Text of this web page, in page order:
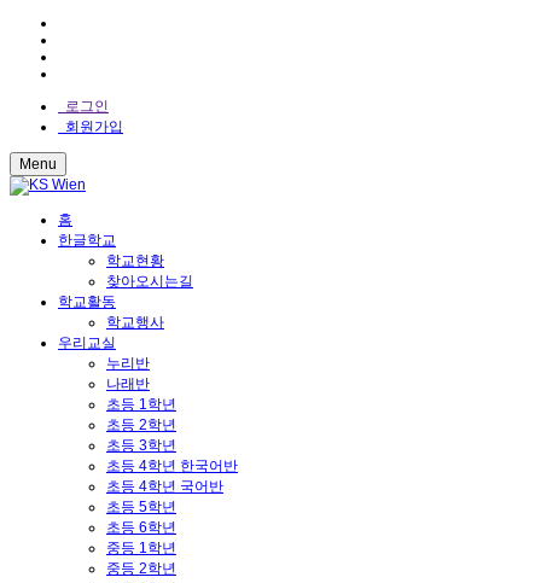
로그인
회원가입
Menu
홈
한글학교
학교현황
찾아오시는길
학교활동
학교행사
우리교실
누리반
나래반
초등 1학년
초등 2학년
초등 3학년
초등 4학년 한국어반
초등 4학년 국어반
초등 5학년
초등 6학년
중등 1학년
중등 2학년